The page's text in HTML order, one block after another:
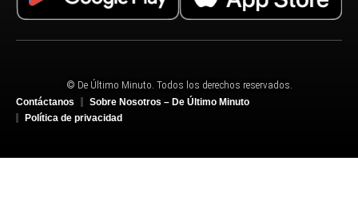
© De Último Minuto. Todos los derechos reservados.
Contáctanos
Sobre Nosotros – De Último Minuto
Política de privacidad